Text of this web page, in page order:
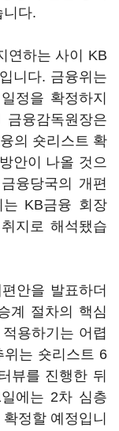
니다.
연하는 사이 KB
니다. 금융위는
정을 확정하지
융감독원장은
의 숏리스트 확
안이 나올 것으
융당국의 개편
KB금융 회장
지로 해석됐습
안을 발표하더
계 절차의 핵심
용하기는 어렵
는 숏리스트 6
뷰를 진행한 뒤
에는 2차 심층
정할 예정입니